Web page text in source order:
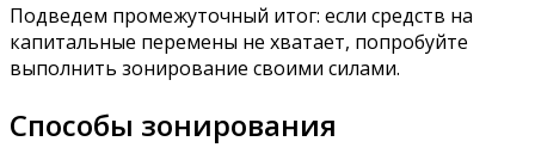
Подведем промежуточный итог: если средств на
капитальные перемены не хватает, попробуйте
выполнить зонирование своими силами.
Способы зонирования